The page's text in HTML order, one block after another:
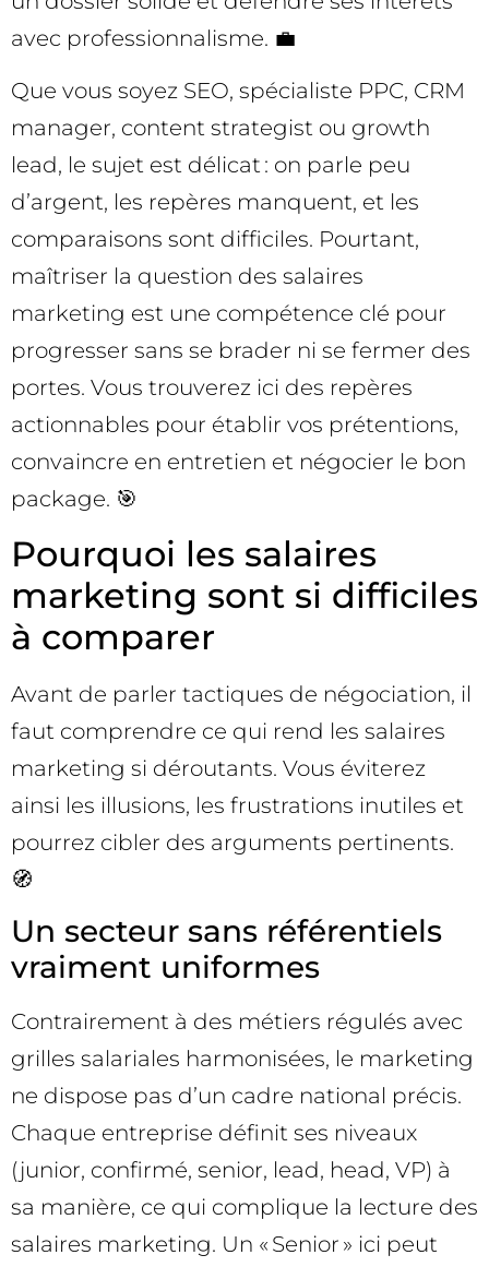
avec professionnalisme. 💼
Que vous soyez SEO, spécialiste PPC, CRM
manager, content strategist ou growth
lead, le sujet est délicat : on parle peu
d’argent, les repères manquent, et les
comparaisons sont difficiles. Pourtant,
maîtriser la question des salaires
marketing est une compétence clé pour
progresser sans se brader ni se fermer des
portes. Vous trouverez ici des repères
actionnables pour établir vos prétentions,
convaincre en entretien et négocier le bon
package. 🎯
Pourquoi les salaires
marketing sont si difficiles
à comparer
Avant de parler tactiques de négociation, il
faut comprendre ce qui rend les salaires
marketing si déroutants. Vous éviterez
ainsi les illusions, les frustrations inutiles et
pourrez cibler des arguments pertinents.
🧭
Un secteur sans référentiels
vraiment uniformes
Contrairement à des métiers régulés avec
grilles salariales harmonisées, le marketing
ne dispose pas d’un cadre national précis.
Chaque entreprise définit ses niveaux
(junior, confirmé, senior, lead, head, VP) à
sa manière, ce qui complique la lecture des
salaires marketing. Un « Senior » ici peut